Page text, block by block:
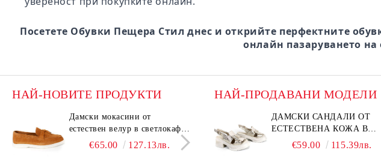
Посетете Обувки Пещера Стил днес и открийте перфектните
онлайн пазаруването на
НАЙ-НОВИТЕ ПРОДУКТИ
Дамски мокасини от
естествен велур в светлокафяв
цвят – Vero Lume
€65.00 127.13лв.
Дамски мокасини от
естествен велур в тъмнокафяв
цвят – Vero Lume
€65.00 127.13лв.
НАЙ-ПРОДАВАНИ МОДЕЛИ
ДАМСКИ САНДАЛИ ОТ
ЕСТЕСТВЕНА КОЖА В
БЕЖОВО– МОДЕЛ NOVA.
€59.00 115.39лв.